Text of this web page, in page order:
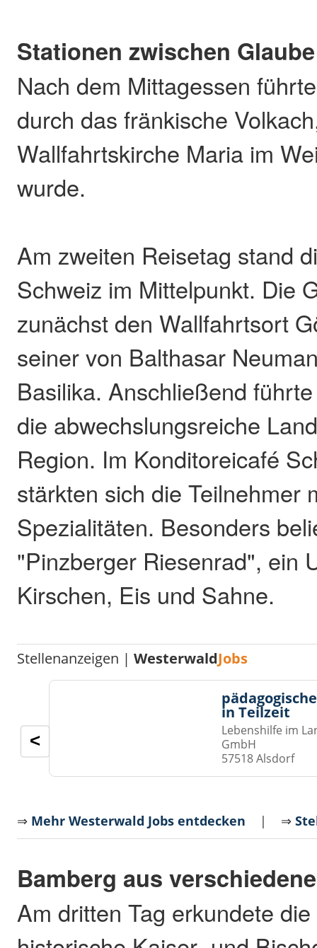
Stationen zwischen
Nach dem Mittagessen
durch das fränkische
Wallfahrtskirche Maria im
wurde.
Am zweiten Reisetag stand
Schweiz im Mittelpunkt. Die
zunächst den Wallfahrtsort
seiner von Balthasar
Basilika. Anschließend
die abwechslungsreiche
Region. Im Konditoreicafé
stärkten sich die Teilnehmer
Spezialitäten. Besonders
"Pinzberger Riesenrad", ein
Kirschen, Eis und Sahne.
Stellenanzeigen |WesterwaldJobs
in Teilzeit
Lebenshilfe im
GmbH
57518 Alsdorf
<
⇒ Mehr Westerwald Jobs entdecken | ⇒
Bamberg aus
Am dritten Tag erkundete